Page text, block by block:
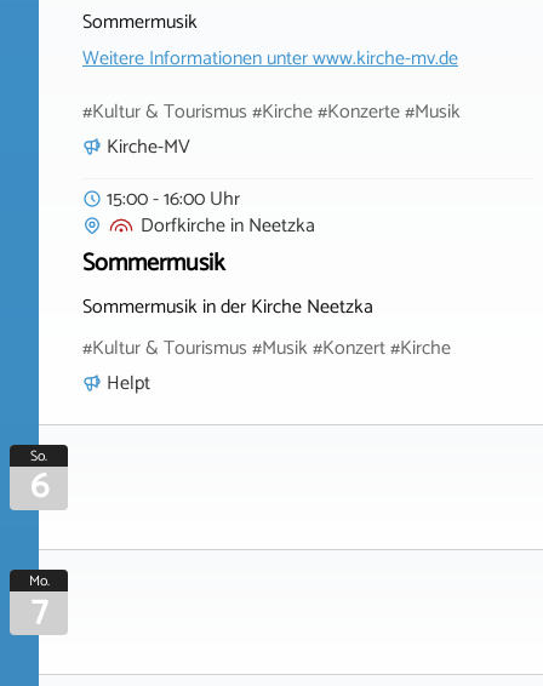
Sommermusik
Weitere Informationen unterwww.kirche-mv.de
#Kultur & Tourismus #Kirche #Konzerte #Musik
Kirche-MV
15:00 - 16:00 Uhr
DorfkircheinNeetzka
Sommermusik
Sommermusik in der Kirche Neetzka
#Kultur & Tourismus #Musik #Konzert #Kirche
Helpt
So.
6
Mo.
7